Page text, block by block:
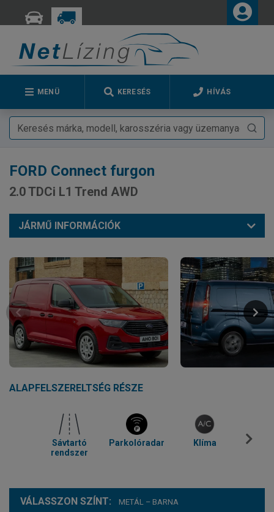
MENÜ KERESÉS HÍVÁS
FORD Connect furgon
2.0 TDCi L1 Trend AWD
JÁRMŰ INFORMÁCIÓK
ALAPFELSZERELTSÉG RÉSZE
Sávtartó
rendszer
Parkolóradar Klíma
VÁLASSZON SZÍNT: METÁL – BARNA